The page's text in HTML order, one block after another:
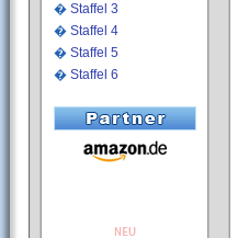
� Staffel 3
� Staffel 4
� Staffel 5
� Staffel 6